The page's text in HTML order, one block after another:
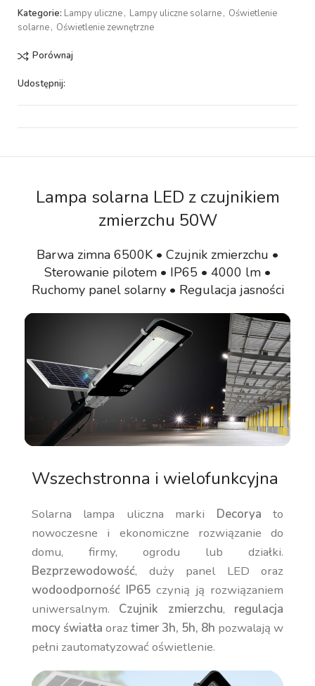
Kategorie: Lampy uliczne, Lampy uliczne solarne, Oświetlenie
solarne, Oświetlenie zewnętrzne
Porównaj
Udostępnij:
Lampa solarna LED z czujnikiem
zmierzchu 50W
Barwa zimna 6500K • Czujnik zmierzchu •
Sterowanie pilotem • IP65 • 4000 lm •
Ruchomy panel solarny • Regulacja jasności
Wszechstronna i wielofunkcyjna
Solarna lampa uliczna marki Decorya to
nowoczesne i ekonomiczne rozwiązanie do
domu, firmy, ogrodu lub działki.
Bezprzewodowość, duży panel LED oraz
wodoodporność IP65 czynią ją rozwiązaniem
uniwersalnym. Czujnik zmierzchu, regulacja
mocy światła oraztimer 3h, 5h, 8h pozwalają w
pełni zautomatyzować oświetlenie.